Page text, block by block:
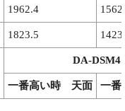
1962.4
1823.5
DA-DSM4
一番高い時 天面 一